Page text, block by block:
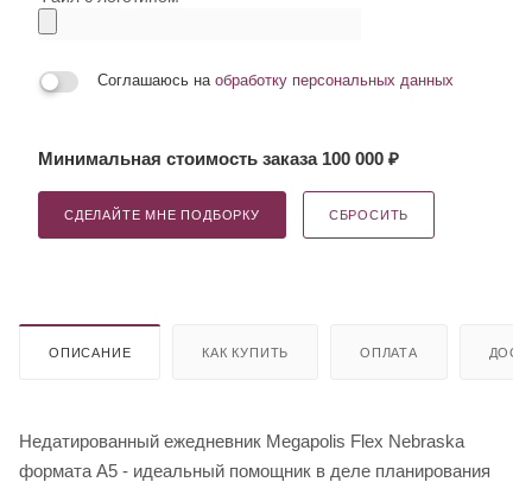
Соглашаюсь на обработку персональных данных
Минимальная стоимость заказа 100 000 ₽
СДЕЛАЙТЕ МНЕ ПОДБОРКУ СБРОСИТЬ
ОПИСАНИЕ КАК КУПИТЬ ОПЛАТА
Недатированный ежедневник Megapolis Flex Nebraska
формата А5 - идеальный помощник в деле планирования